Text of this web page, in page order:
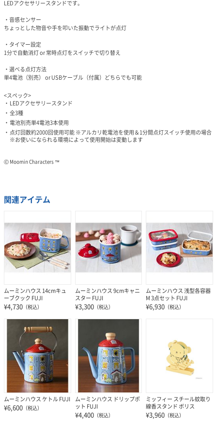
LEDアクセサリースタンドです。
・音感センサー
ちょっとした物音や手を叩いた振動でライトが点灯
・タイマー設定
1分で自動消灯 or 常時点灯をスイッチで切り替え
・選べる点灯方法
単4電池（別売） or USBケーブル（付属）どちらでも可能
<スペック>
LEDアクセサリースタンド
全3種
電池別売単4電池3本使用
点灯回数約2000回使用可能 ※アルカリ乾電池を使用＆1分間点灯スイッチ使用の場合
※お使いになられる環境によって使用開始は変動します
Ⓒ Moomin Characters ™
関連アイテム
ムーミンハウス 14cmキュ
ーブクック FUJI
¥4,730 （税込）
ムーミンハウス 9cmキャニ
スター FUJI
¥3,300（税込）
ムーミンハウス 浅型各容器
M 3点セット FUJI
¥6,930 （税込）
ムーミンハウス ケトル FUJI
¥6,600 （税込）
ムーミンハウス ドリップポ
ット FUJI
¥4,400（税込）
ミッフィー スチール蚊取り
線香スタンド ボリス
¥3,960 （税込）